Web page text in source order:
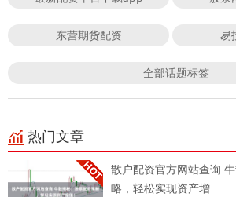
东营期货配资 易
全部话题标签
热门文章
散户配资官方网站查询
略，轻松实现资产增